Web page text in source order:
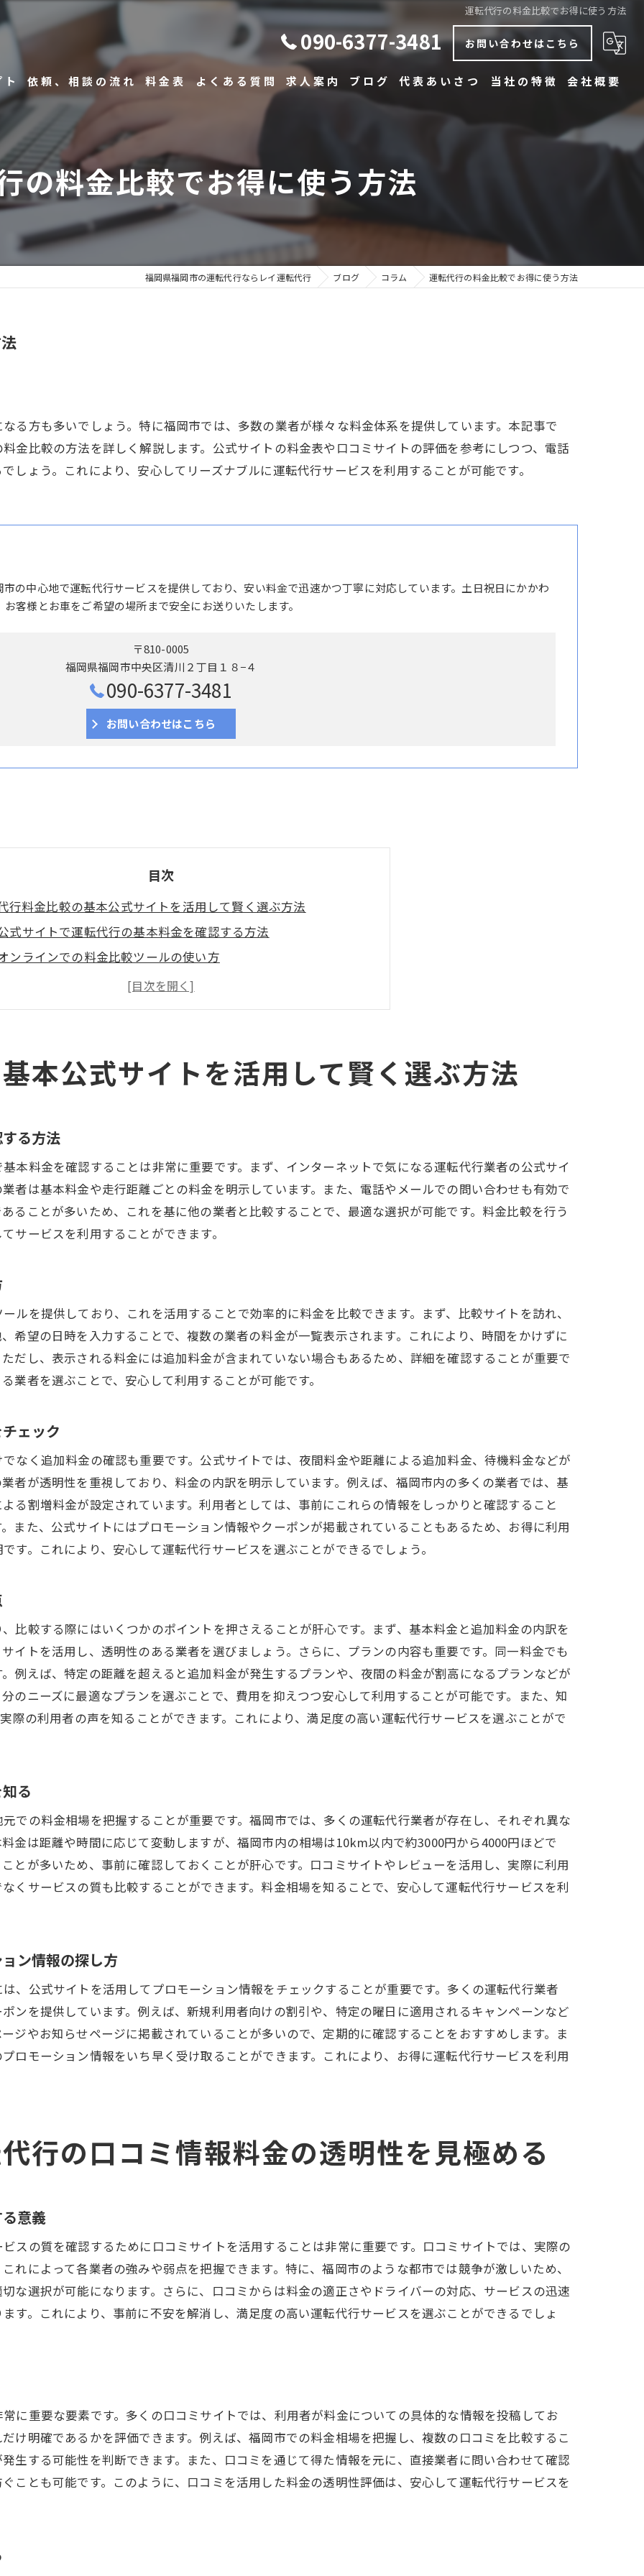
運転代行の料金比較でお得に使う方法
090-6377-3481 お問い合わせはこちら
依頼、相談の流れ 料金表 よくある質問 求人案内 ブログ 代表あいさつ 当社の特徴
中洲の運転代行
会社概要
の料金比較でお得に使う方法
福岡県福岡市の運転代行ならレイ運転代行 ブログ コラム 運転代行の料金比較でお得に使う方法
る方も多いでしょう。特に福岡市では、多数の業者が様々な料金体系を提供しています。本記事で
金比較の方法を詳しく解説します。公式サイトの料金表や口コミサイトの評価を参考にしつつ、電話
しょう。これにより、安心してリーズナブルに運転代行サービスを利用することが可能です。
の中心地で運転代行サービスを提供しており、安い料金で迅速かつ丁寧に対応しています。土日祝日にかかわ
客様とお車をご希望の場所まで安全にお送りいたします。
〒810-0005
福岡県福岡市中央区清川２丁目１８−４
090-6377-3481
お問い合わせはこちら
目次
行料金比較の基本公式サイトを活用して賢く選ぶ方法
式サイトで運転代行の基本料金を確認する方法
ンラインでの料金比較ツールの使い方
転代行業者の公式サイトで追加料金をチェック
様な料金プランを比較する際の注意点
式サイトを活用したお得なプロモーション情報の探し方
しがちな運転代行の口コミ情報料金の透明性を見極める
コミに基づく料金の透明性評価方法
転代行サービスの実体験談を活用する
金トラブルを防ぐための口コミ情報の見方
転代行選びに役立つSNSの活用方法
用者の声から料金の真実を知る
話での詳細な料金確認方法
積もりを依頼する際のチェックポイント
岡市内の運転代行業者との直接交渉術
話見積もりを通じた料金交渉のコツ
数業者からの見積もりを比較するメリット
行の料金体系福岡市での業者選びのポイント
本料金と距離料金の違いを理解する
岡市特有の運転代行料金事情
業者の料金体系の特徴を把握する
転代行業者選びで重視すべきポイント
金比較で見落としがちな条件を確認
ナブルな運転代行サービスを選ぶための料金比較テクニック
く料金比較を行うための基本的なステップ
転代行業者のプロモーションを活用する方法
ストパフォーマンスの高いサービスを見つける
行の基本料金と追加料金比較で安心のサービスを選ぼう
本料金に含まれるサービス内容を確認する
加料金の発生条件を理解する重要性
心して利用できる運転代行サービスの探し方
加料金を避けるための事前確認事項
を駆使した運転代行サービスの選び方料金とサービス内容の調査
コミの裏にある料金情報を読み解く
転代行のサービス内容を口コミから把握する
コミ情報で見えるサービスの質の評価
金とサービス内容の不一致を見極める方法
行料金を抑えるためのチェックリスト福岡市でのお得な使い方
金を抑えるための基本的なチェック項目
転代行利用時の節約術
ストを抑えつつ安全を確保する方法
転代行業者選びでのコスト削減テクニック
期的な視点で考える運転代行の利用法
本公式サイトを活用して賢く選ぶ方法
る方法
本料金を確認することは非常に重要です。まず、インターネットで気になる運転代行業者の公式サイ
者は基本料金や走行距離ごとの料金を明示しています。また、電話やメールでの問い合わせも有効で
ることが多いため、これを基に他の業者と比較することで、最適な選択が可能です。料金比較を行う
サービスを利用することができます。
ルを提供しており、これを活用することで効率的に料金を比較できます。まず、比較サイトを訪れ、
希望の日時を入力することで、複数の業者の料金が一覧表示されます。これにより、時間をかけずに
だし、表示される料金には追加料金が含まれていない場合もあるため、詳細を確認することが重要で
業者を選ぶことで、安心して利用することが可能です。
ェック
なく追加料金の確認も重要です。公式サイトでは、夜間料金や距離による追加料金、待機料金などが
者が透明性を重視しており、料金の内訳を明示しています。例えば、福岡市内の多くの業者では、基
る割増料金が設定されています。利用者としては、事前にこれらの情報をしっかりと確認すること
また、公式サイトにはプロモーション情報やクーポンが掲載されていることもあるため、お得に利用
す。これにより、安心して運転代行サービスを選ぶことができるでしょう。
比較する際にはいくつかのポイントを押さえることが肝心です。まず、基本料金と追加料金の内訳を
イトを活用し、透明性のある業者を選びましょう。さらに、プランの内容も重要です。同一料金でも
例えば、特定の距離を超えると追加料金が発生するプランや、夜間の料金が割高になるプランなどが
のニーズに最適なプランを選ぶことで、費用を抑えつつ安心して利用することが可能です。また、知
際の利用者の声を知ることができます。これにより、満足度の高い運転代行サービスを選ぶことがで
る
での料金相場を把握することが重要です。福岡市では、多くの運転代行業者が存在し、それぞれ異な
金は距離や時間に応じて変動しますが、福岡市内の相場は10km以内で約3000円から4000円ほどで
とが多いため、事前に確認しておくことが肝心です。口コミサイトやレビューを活用し、実際に利用
くサービスの質も比較することができます。料金相場を知ることで、安心して運転代行サービスを利
ン情報の探し方
、公式サイトを活用してプロモーション情報をチェックすることが重要です。多くの運転代行業者
ンを提供しています。例えば、新規利用者向けの割引や、特定の曜日に適用されるキャンペーンなど
ジやお知らせページに掲載されていることが多いので、定期的に確認することをおすすめします。ま
ロモーション情報をいち早く受け取ることができます。これにより、お得に運転代行サービスを利用
行の口コミ情報料金の透明性を見極める
意義
スの質を確認するために口コミサイトを活用することは非常に重要です。口コミサイトでは、実際の
れによって各業者の強みや弱点を把握できます。特に、福岡市のような都市では競争が激しいため、
な選択が可能になります。さらに、口コミからは料金の適正さやドライバーの対応、サービスの迅速
す。これにより、事前に不安を解消し、満足度の高い運転代行サービスを選ぶことができるでしょ
に重要な要素です。多くの口コミサイトでは、利用者が料金についての具体的な情報を投稿してお
け明確であるかを評価できます。例えば、福岡市での料金相場を把握し、複数の口コミを比較するこ
生する可能性を判断できます。また、口コミを通じて得た情報を元に、直接業者に問い合わせて確認
ことも可能です。このように、口コミを活用した料金の透明性評価は、安心して運転代行サービスを